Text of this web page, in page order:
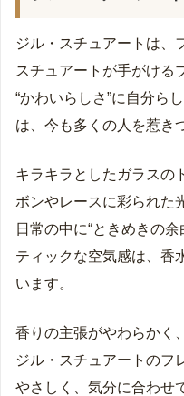
ジル・スチュアートは、
スチュアートが手がける
“かわいらしさ”に自分ら
は、今も多くの人を惹き
キラキラとしたガラスの
ボンやレースに彩られた
日常の中に“ときめきの
ティックな空気感は、香
います。
香りの主張がやわらかく
ジル・スチュアートのフ
やさしく、気分に合わせ